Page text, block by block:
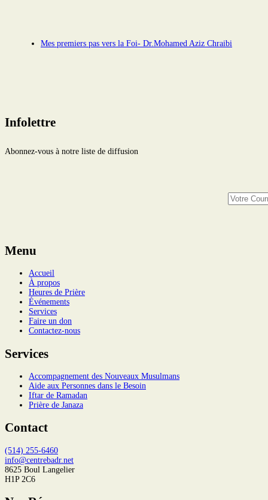
Mes premiers pas vers la Foi- Dr.Mohamed Aziz Chraibi
Infolettre
Abonnez-vous à notre liste de diffusion
Menu
Accueil
À propos
Heures de Prière
Événements
Services
Faire un don
Contactez-nous
Services
Accompagnement des Nouveaux Musulmans
Aide aux Personnes dans le Besoin
Iftar de Ramadan
Prière de Janaza
Contact
(514) 255-6460
info@centrebadr.net
8625 Boul Langelier
H1P 2C6